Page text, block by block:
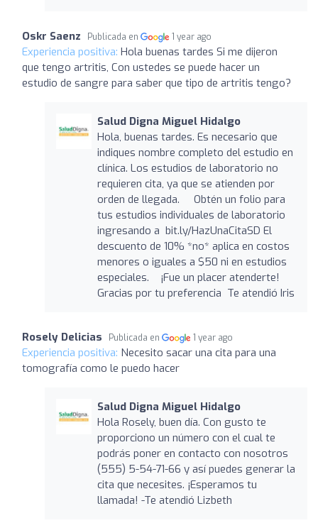
Oskr Saenz Publicada en 1 year ago
Experiencia positiva: Hola buenas tardes Si me dijeron
que tengo artritis, Con ustedes se puede hacer un
estudio de sangre para saber que tipo de artritis tengo?
Salud Digna Miguel Hidalgo
Hola, buenas tardes. Es necesario que
indiques nombre completo del estudio en
clínica. Los estudios de laboratorio no
requieren cita, ya que se atienden por
orden de llegada. Obtén un folio para
tus estudios individuales de laboratorio
ingresando a bit.ly/HazUnaCitaSD El
descuento de 10% *no* aplica en costos
menores o iguales a $50 ni en estudios
especiales. ¡Fue un placer atenderte!
Gracias por tu preferencia Te atendió Iris
Rosely Delicias Publicada en 1 year ago
Experiencia positiva: Necesito sacar una cita para una
tomografía como le puedo hacer
Salud Digna Miguel Hidalgo
Hola Rosely, buen día. Con gusto te
proporciono un número con el cual te
podrás poner en contacto con nosotros
(555) 5-54-71-66 y así puedes generar la
cita que necesites. ¡Esperamos tu
llamada! -Te atendió Lizbeth